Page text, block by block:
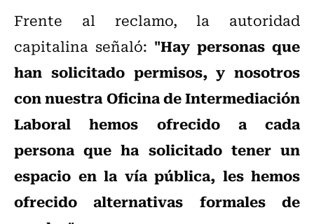
Frente al reclamo, la autoridad
capitalina señaló: "Hay personas que
han solicitado permisos, y nosotros
con nuestra Oficina de Intermediación
Laboral hemos ofrecido a cada
persona que ha solicitado tener un
espacio en la vía pública, les hemos
ofrecido alternativas formales de